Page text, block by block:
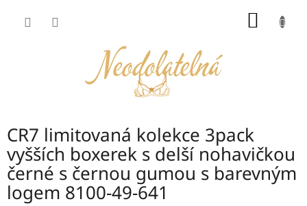
CR7 limitovaná kolekce 3pack
vyšších boxerek s delší nohavičkou
černé s černou gumou s barevným
logem 8100-49-641